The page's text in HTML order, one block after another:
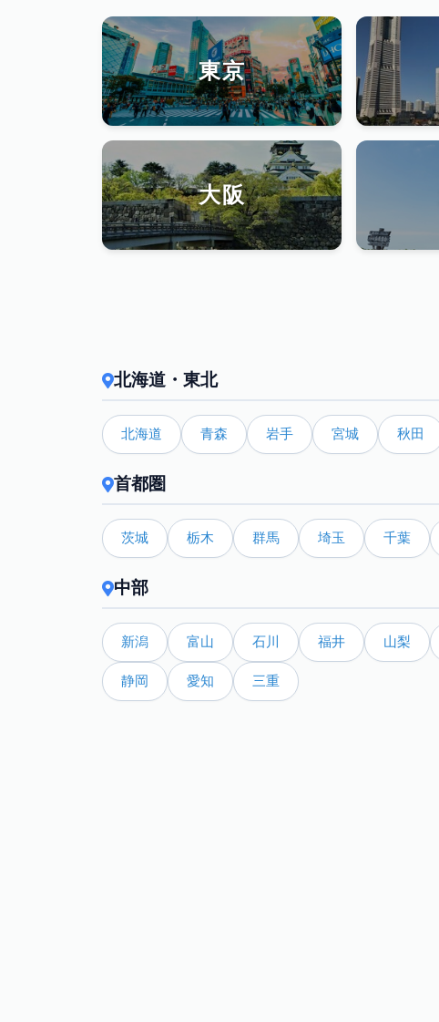
東京
大阪
北海道・東北
北海道 青森 岩手 宮城 秋田
首都圏
茨城 栃木 群馬 埼玉 千葉
中部
新潟 富山 石川 福井 山梨
静岡 愛知 三重